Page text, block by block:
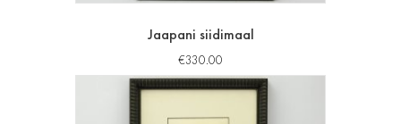
Jaapani siidimaal
€330.00